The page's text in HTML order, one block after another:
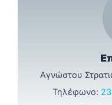
Αγνώστου
Τηλέφωνο: